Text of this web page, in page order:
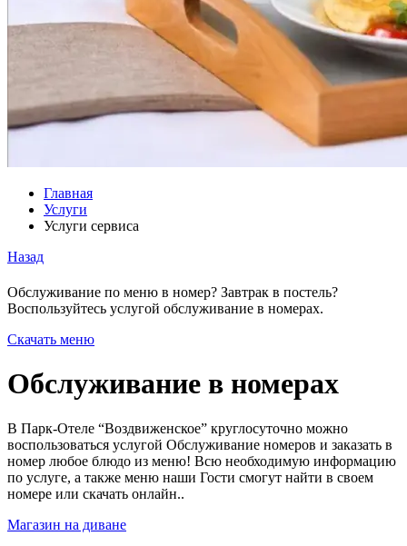
Главная
Услуги
Услуги сервиса
Назад
Обслуживание по меню в номер? Завтрак в постель?
Воспользуйтесь услугой обслуживание в номерах.
Скачать меню
Обслуживание в номерах
В Парк-Отеле “Воздвиженское” круглосуточно можно
воспользоваться услугой Обслуживание номеров и заказать в
номер любое блюдо из меню! Всю необходимую информацию
по услуге, а также меню наши Гости смогут найти в своем
номере или скачать онлайн..
Магазин на диване